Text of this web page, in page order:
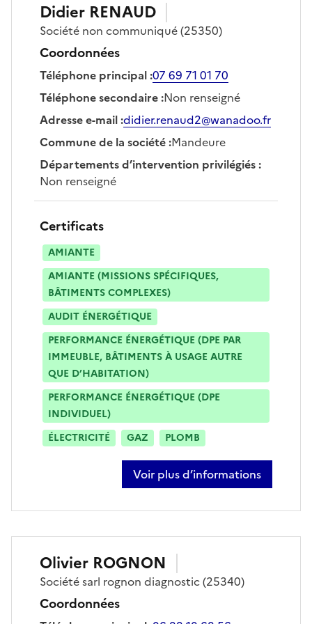
Didier RENAUD
Société non communiqué(25350)
Coordonnées
Téléphone principal:07 69 71 01 70
Téléphone secondaire:Non renseigné
Adresse e-mail:didier.renaud2@wanadoo.fr
Commune de la société:Mandeure
Départements d’intervention privilégiés:
Non renseigné
Certificats
AMIANTE
AMIANTE (MISSIONS SPÉCIFIQUES,
BÂTIMENTS COMPLEXES)
AUDIT ÉNERGÉTIQUE
PERFORMANCE ÉNERGÉTIQUE (DPE PAR
IMMEUBLE, BÂTIMENTS À USAGE AUTRE
QUE D’HABITATION)
PERFORMANCE ÉNERGÉTIQUE (DPE
INDIVIDUEL)
ÉLECTRICITÉ
GAZ PLOMB
Voir plus d’informations
sur didier renaud
Olivier ROGNON
Sociétésarl rognon diagnostic(25340)
Coordonnées